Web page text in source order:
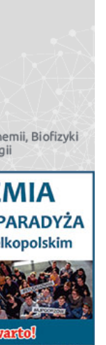
33 25 62,2
39 36
41 35 60,8
38 41 59,6
48